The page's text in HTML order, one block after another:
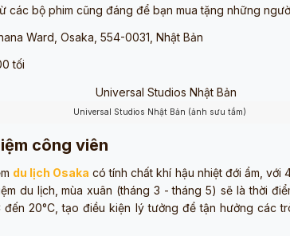
các bộ phim cũng đáng để bạn mua tặng những
Ward, Osaka, 554-0031, Nhật Bản
tối
Universal Studios Nhật Bản (ảnh sưu tầm)
công viên
du lịch Osaka có tính chất khí hậu nhiệt đới ẩm, với
du lịch, mùa xuân (tháng 3 - tháng 5) sẽ là thời
đến 20°C, tạo điều kiện lý tưởng để tận hưởng các